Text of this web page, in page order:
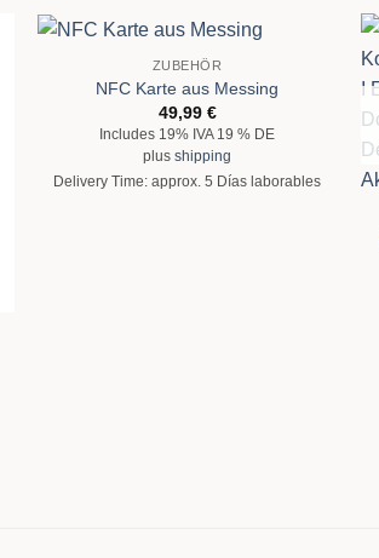
ZUBEHÖR
NFC Karte aus Messing
49,99 €
Includes 19% IVA 19 % DE
plusshipping
Delivery Time: approx. 5 Días laborables